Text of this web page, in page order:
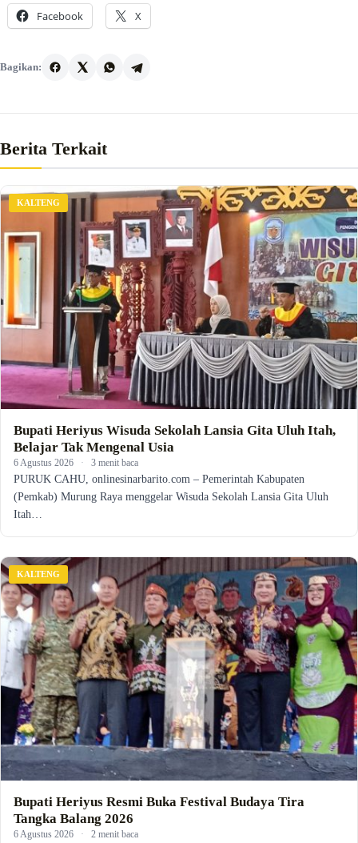
Facebook X
Bagikan:
Berita Terkait
KALTENG
Bupati Heriyus Wisuda Sekolah Lansia Gita Uluh Itah,
Belajar Tak Mengenal Usia
6 Agustus 2026 · 3 menit baca
PURUK CAHU, onlinesinarbarito.com – Pemerintah Kabupaten
(Pemkab) Murung Raya menggelar Wisuda Sekolah Lansia Gita Uluh
Itah…
KALTENG
Bupati Heriyus Resmi Buka Festival Budaya Tira
Tangka Balang 2026
6 Agustus 2026 · 2 menit baca